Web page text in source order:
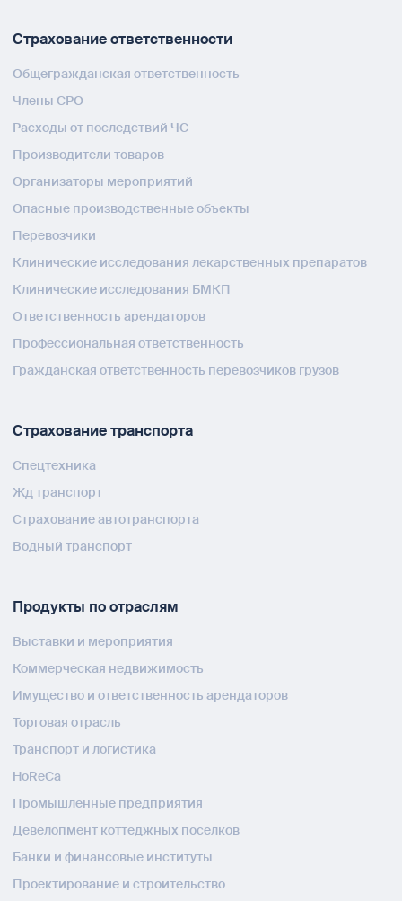
Страхование ответственности
Общегражданская ответственность
Члены СРО
Расходы от последствий ЧС
Производители товаров
Организаторы мероприятий
Опасные производственные объекты
Перевозчики
Клинические исследования лекарственных препаратов
Клинические исследования БМКП
Ответственность арендаторов
Профессиональная ответственность
Гражданская ответственность перевозчиков грузов
Страхование транспорта
Спецтехника
Жд транспорт
Страхование автотранспорта
Водный транспорт
Продукты по отраслям
Выставки и мероприятия
Коммерческая недвижимость
Имущество и ответственность арендаторов
Торговая отрасль
Транспорт и логистика
HoReCa
Промышленные предприятия
Девелопмент коттеджных поселков
Банки и финансовые институты
Проектирование и строительство